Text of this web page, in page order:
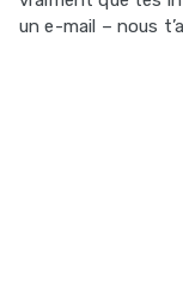
un e-mail – nous